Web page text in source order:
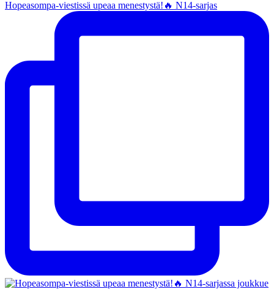
Hopeasompa-viestissä upeaa menestystä!🔥 N14-sarjas